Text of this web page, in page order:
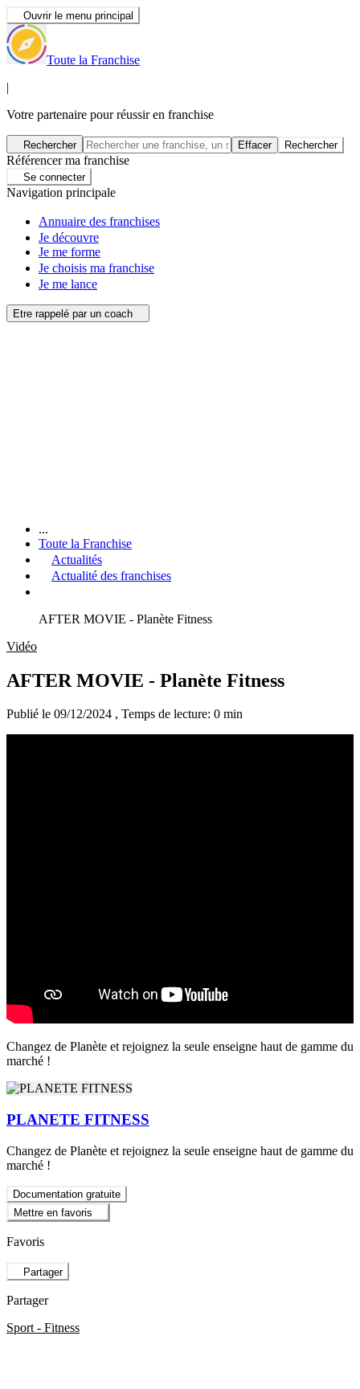
Ouvrir le menu principal
Toute la Franchise
|
Votre partenaire pour réussir en franchise
Rechercher Effacer Rechercher
Référencer ma franchise
Se connecter
Navigation principale
Annuaire des franchises
Je découvre
Je me forme
Je choisis ma franchise
Je me lance
Etre rappelé par un coach
...
Toute la Franchise
Actualités
Actualité des franchises
AFTER MOVIE - Planète Fitness
Vidéo
AFTER MOVIE - Planète Fitness
Publié le 09/12/2024 , Temps de lecture: 0 min
Changez de Planète et rejoignez la seule enseigne haut de gamme du
marché !
PLANETE FITNESS
Changez de Planète et rejoignez la seule enseigne haut de gamme du
marché !
Documentation gratuite
Mettre en favoris
Favoris
Partager
Partager
Sport - Fitness